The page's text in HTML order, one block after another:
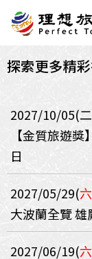
探索更多精
2027/10/05(
【金質旅遊
日
2027/05/29(六
大波蘭全覽 雄
2027/06/19(六